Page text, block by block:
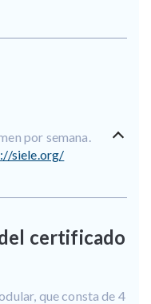
por semana.
siele.org/
certificado
que consta de 4